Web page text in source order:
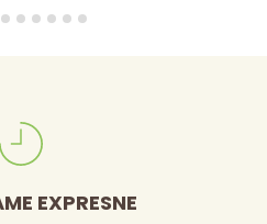
EXPRESNE